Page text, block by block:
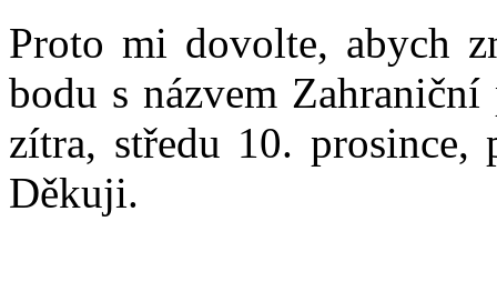
Proto mi dovolte, abych
bodu s názvem
zítra, středu 10. prosince,
Děkuji.